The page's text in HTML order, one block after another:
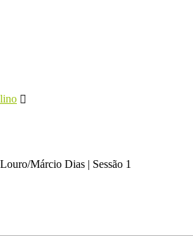
Márcio Dias | Sessão 1